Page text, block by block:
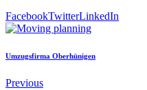
FacebookTwitterLinkedIn
Umzugsfirma Oberhünigen
Previous